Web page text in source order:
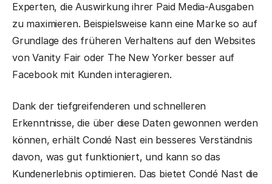
Experten, die Auswirkung ihrer Paid Media-Ausgaben
zu maximieren. Beispielsweise kann eine Marke so auf
Grundlage des früheren Verhaltens auf den Websites
von Vanity Fair oder The New Yorker besser auf
Facebook mit Kunden interagieren.
Dank der tiefgreifenderen und schnelleren
Erkenntnisse, die über diese Daten gewonnen werden
können, erhält Condé Nast ein besseres Verständnis
davon, was gut funktioniert, und kann so das
Kundenerlebnis optimieren. Das bietet Condé Nast die